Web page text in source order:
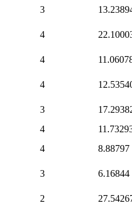
3
4
4
4
3
4
4 8.88797
3 6.16844
2